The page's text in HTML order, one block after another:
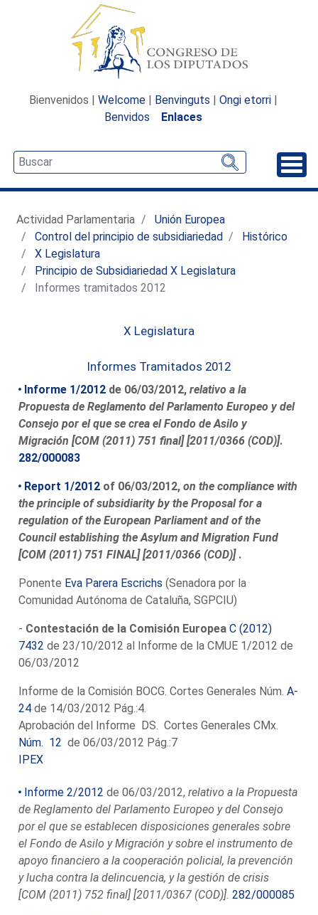
Bienvenidos | Welcome | Benvinguts | Ongi etorri |
Benvidos
Enlaces
Actividad Parlamentaria
Unión Europea
Control del principio de subsidiariedad
Histórico
X Legislatura
Principio de Subsidiariedad X Legislatura
Informes tramitados 2012
X Legislatura
Informes Tramitados 2012
Informe 1/2012 de 06/03/2012,relativo a la
Propuesta de Reglamento del Parlamento Europeo y del
Consejo por el que se crea el Fondo de Asilo y
Migración [COM (2011) 751 final] [2011/0366 (COD)].
282/000083
Report 1/2012 of 06/03/2012,on the compliance with
the principle of subsidiarity by the Proposal for a
regulation of the European Parliament and of the
Council establishing the Asylum and Migration Fund
[COM (2011) 751 FINAL] [2011/0366 (COD)] .
Ponente Eva Parera Escrichs (Senadora por la
Comunidad Autónoma de Cataluña, SGPCIU)
- Contestación de la Comisión EuropeaC (2012)
7432 de 23/10/2012 al Informe de la CMUE 1/2012 de
06/03/2012
Informe de la Comisión BOCG. Cortes Generales Núm.A-
24 de 14/03/2012 Pág.:4.
Aprobación del Informe DS. Cortes Generales CMx.
Núm. 12 de 06/03/2012 Pág.:7
IPEX
Informe 2/2012 de 06/03/2012,relativo a la Propuesta
de Reglamento del Parlamento Europeo y del Consejo
por el que se establecen disposiciones generales sobre
el Fondo de Asilo y Migración y sobre el instrumento de
apoyo financiero a la cooperación policial, la prevención
y lucha contra la delincuencia, y la gestión de crisis
[COM (2011) 752 final] [2011/0367 (COD)]. 282/000085